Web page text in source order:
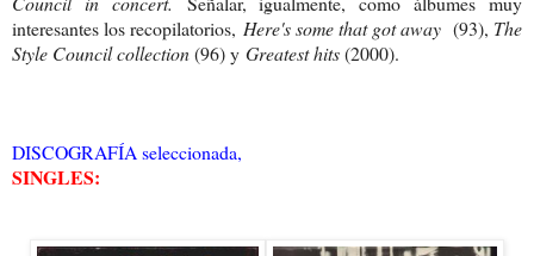
interesantes los recopilatorios, Here's some that got away (93), The
Style Council collection(96) y Greatest hits(2000).
DISCOGRAFÍA seleccionada,
SINGLES: